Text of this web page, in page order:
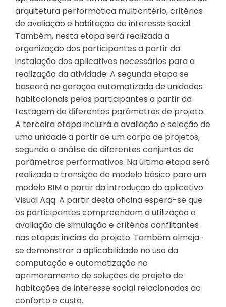
arquitetura performática multicritério, critérios
de avaliação e habitação de interesse social.
Também, nesta etapa será realizada a
organização dos participantes a partir da
instalação dos aplicativos necessários para a
realização da atividade. A segunda etapa se
baseará na geração automatizada de unidades
habitacionais pelos participantes a partir da
testagem de diferentes parâmetros de projeto.
A terceira etapa incluirá a avaliação e seleção de
uma unidade a partir de um corpo de projetos,
segundo a análise de diferentes conjuntos de
parâmetros performativos. Na última etapa será
realizada a transição do modelo básico para um
modelo BIM a partir da introdução do aplicativo
Visual Aqq. A partir desta oficina espera-se que
os participantes compreendam a utilização e
avaliação de simulação e critérios conflitantes
nas etapas iniciais do projeto. Também almeja-
se demonstrar a aplicabilidade no uso da
computação e automatização no
aprimoramento de soluções de projeto de
habitações de interesse social relacionadas ao
conforto e custo.